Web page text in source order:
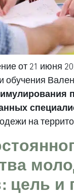
от 21 июня
обучения
на
цель и